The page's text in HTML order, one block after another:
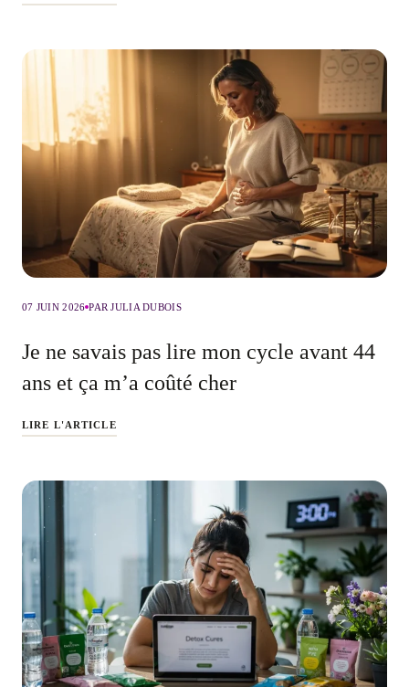
07 JUIN 2026 PAR JULIA DUBOIS
Je ne savais pas lire mon cycle avant 44
ans et ça m’a coûté cher
LIRE L'ARTICLE